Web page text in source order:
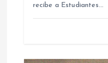
recibe a Estudiantes…